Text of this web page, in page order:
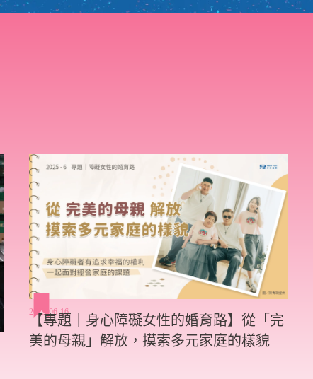
2025-06-16
【專題｜身心障礙女性的婚育路】從「完
美的母親」解放，摸索多元家庭的樣貌